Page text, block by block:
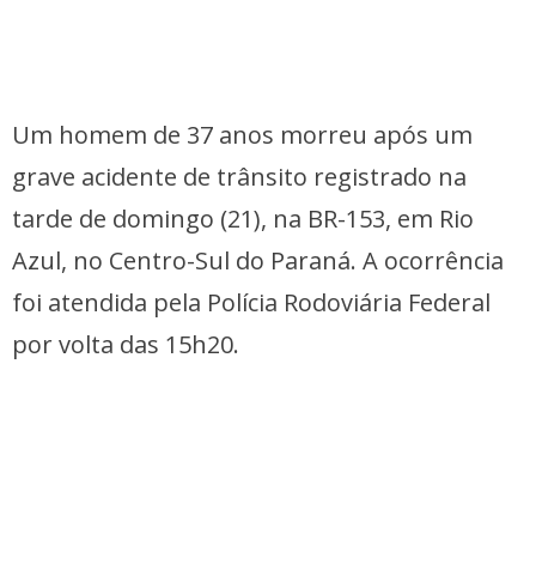
Um homem de 37 anos morreu após um
grave acidente de trânsito registrado na
tarde de domingo (21), na BR-153, em Rio
Azul, no Centro-Sul do Paraná. A ocorrência
foi atendida pela Polícia Rodoviária Federal
por volta das 15h20.